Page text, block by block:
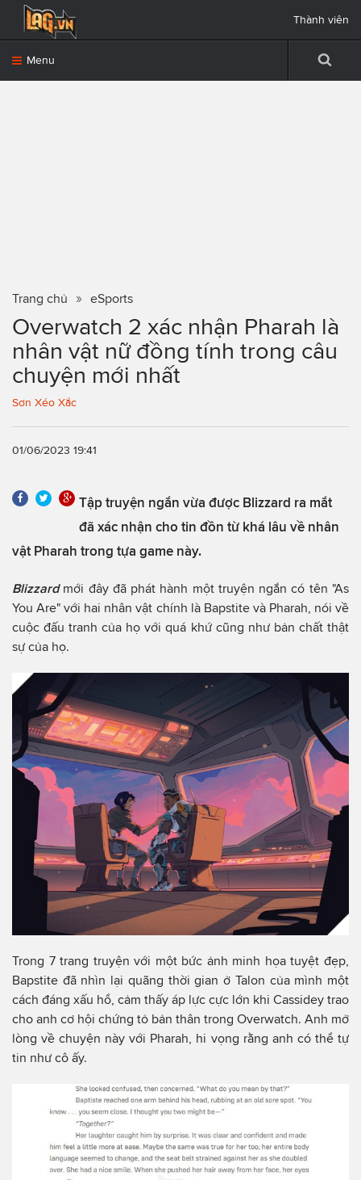
Menu
Thành viên
Trang chủ eSports
Overwatch 2 xác nhận Pharah là
nhân vật nữ đồng tính trong câu
chuyện mới nhất
Sơn Xéo Xắc
01/06/2023 19:41
Tập truyện ngắn vừa được Blizzard ra mắt
đã xác nhận cho tin đồn từ khá lâu về nhân
vật Pharah trong tựa game này.
Blizzard mới đây đã phát hành một truyện ngắn có tên "As
You Are" với hai nhân vật chính là Bapstite và Pharah, nói về
cuộc đấu tranh của họ với quá khứ cũng như bản chất thật
sự của họ.
Trong 7 trang truyện với một bức ảnh minh họa tuyệt đẹp,
Bapstite đã nhìn lại quãng thời gian ở Talon của mình một
cách đáng xấu hổ, cảm thấy áp lực cực lớn khi Cassidey trao
cho anh cơ hội chứng tỏ bản thân trong Overwatch. Anh mở
lòng về chuyện này với Pharah, hi vọng rằng anh có thể tự
tin như cô ấy.